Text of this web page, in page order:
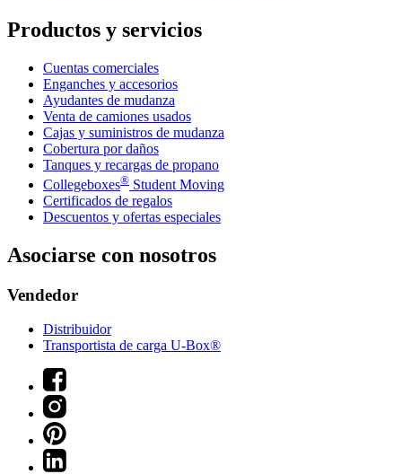
Productos y servicios
Cuentas comerciales
Enganches y accesorios
Ayudantes de mudanza
Venta de camiones usados
Cajas y suministros de mudanza
Cobertura por daños
Tanques y recargas de propano
Collegeboxes® Student Moving
Certificados de regalos
Descuentos y ofertas especiales
Asociarse con nosotros
Vendedor
Distribuidor
Transportista de carga U-Box®